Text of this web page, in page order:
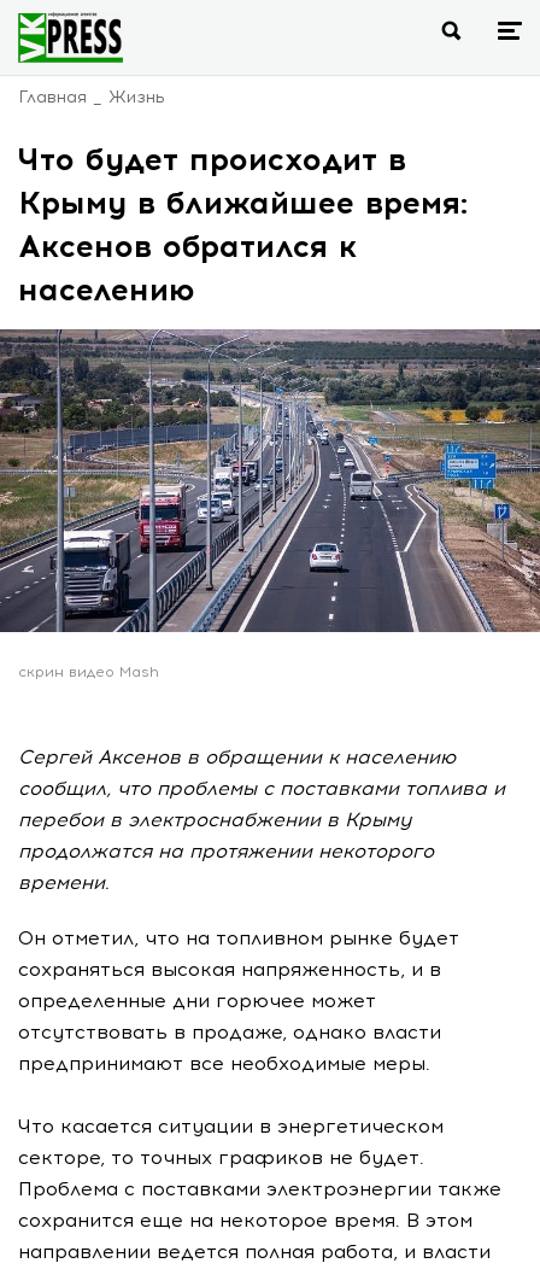
Главная Жизнь
Что будет происходит в
Крыму в ближайшее время:
Аксенов обратился к
населению
скрин видео Mash
Сергей Аксенов в обращении к населению
сообщил, что проблемы с поставками топлива и
перебои в электроснабжении в Крыму
продолжатся на протяжении некоторого
времени.
Он отметил, что на топливном рынке будет
сохраняться высокая напряженность, и в
определенные дни горючее может
отсутствовать в продаже, однако власти
предпринимают все необходимые меры.
Что касается ситуации в энергетическом
секторе, то точных графиков не будет.
Проблема с поставками электроэнергии также
сохранится еще на некоторое время. В этом
направлении ведется полная работа, и власти